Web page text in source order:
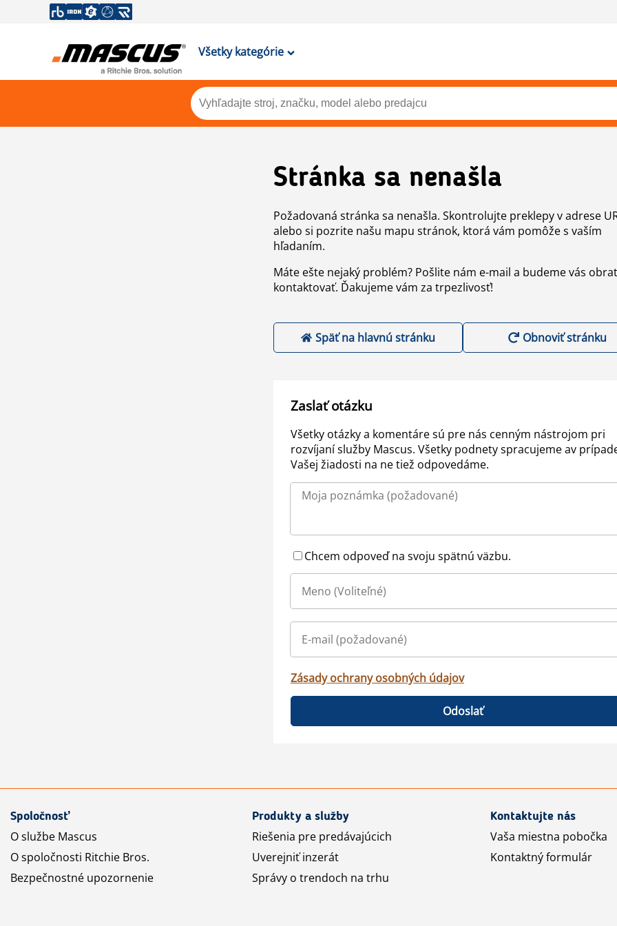
Všetky kategórie
Stránka sa nenašla
Požadovaná stránka sa nenašla. Skontrolujte preklepy v adrese
alebo si pozrite našu mapu stránok, ktorá vám pomôže s vaším
hľadaním.
Máte ešte nejaký problém? Pošlite nám e-mail a budeme vás
kontaktovať. Ďakujeme vám za trpezlivosť!
Späť na hlavnú stránku Obnoviť stránku
Zaslať otázku
Všetky otázky a komentáre sú pre nás cenným nástrojom pri
rozvíjaní služby Mascus. Všetky podnety spracujeme av
Vašej žiadosti na ne tiež odpovedáme.
Chcem odpoveď na svoju spätnú väzbu.
Zásady ochrany osobných údajov
Odoslať
Spoločnosť
O službe Mascus
O spoločnosti Ritchie Bros.
Bezpečnostné upozornenie
Produkty a služby
Riešenia pre predávajúcich
Uverejniť inzerát
Správy o trendoch na trhu
Kontaktujte nás
Vaša miestna pobočka
Kontaktný formulár